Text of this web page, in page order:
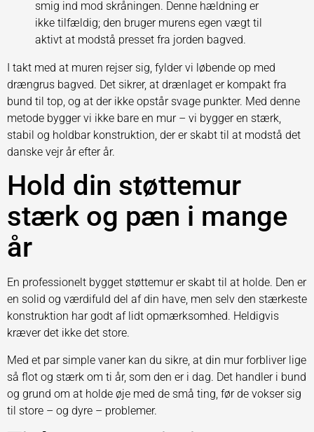
smig ind mod skråningen. Denne hældning er
ikke tilfældig; den bruger murens egen vægt til
aktivt at modstå presset fra jorden bagved.
I takt med at muren rejser sig, fylder vi løbende op med
drængrus bagved. Det sikrer, at drænlaget er kompakt fra
bund til top, og at der ikke opstår svage punkter. Med denne
metode bygger vi ikke bare en mur – vi bygger en stærk,
stabil og holdbar konstruktion, der er skabt til at modstå det
danske vejr år efter år.
Hold din støttemur
stærk og pæn i mange
år
En professionelt bygget støttemur er skabt til at holde. Den er
en solid og værdifuld del af din have, men selv den stærkeste
konstruktion har godt af lidt opmærksomhed. Heldigvis
kræver det ikke det store.
Med et par simple vaner kan du sikre, at din mur forbliver lige
så flot og stærk om ti år, som den er i dag. Det handler i bund
og grund om at holde øje med de små ting, før de vokser sig
til store – og dyre – problemer.